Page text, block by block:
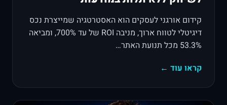
קידום אורגני לעסקים הוא האסטרטגיה שמייצרת נכס
דיגיטלי לטווח ארוך, מניבה ROI של עד 700%, ומביאה
53.3% מכל תנועת האתר…
קראו עוד ←